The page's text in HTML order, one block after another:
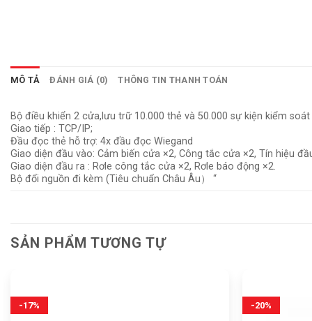
MÔ TẢ ĐÁNH GIÁ (0) THÔNG TIN THANH TOÁN
Bộ điều khiển 2 cửa,lưu trữ 10.000 thẻ và 50.000 sự kiện kiểm
Giao tiếp : TCP/IP;
Đầu đọc thẻ hỗ trợ: 4x đầu đọc Wiegand
Giao diện đầu vào: Cảm biến cửa ×2, Công tắc cửa ×2, Tín hiệu
Giao diện đầu ra : Rơle công tắc cửa ×2, Rơle báo động ×2.
Bộ đổi nguồn đi kèm (Tiêu chuẩn Châu Âu） “
SẢN PHẨM TƯƠNG TỰ
-17% -20%